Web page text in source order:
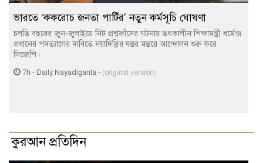
ভারতে ‘ককরোচ জনতা পার্টির’ নতুন কর্মসূচি ঘোষণা
চলতি বছরের জুন-জুলাইয়ে নিট প্রশ্নফাঁসের ঘটনায় তৎকালীন শিক্ষামন্ত্রী ধর্মেন্দ্র
প্রধানের পদত্যাগের দাবিতে নয়াদিল্লির যন্তর মন্তরে আন্দোলন শুরু করে
সিজেপি।
7h - Daily Nayadiganta - (original version)
কুরআন প্রতিদিন